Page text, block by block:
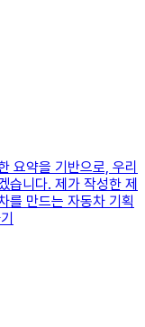
요약을 기반으로, 우리
습니다. 제가 작성한 제
를 만드는 자동차 기획